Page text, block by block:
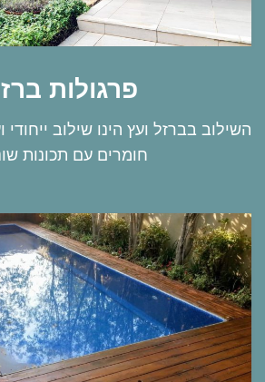
פרגולות
השילוב בברזל ועץ הינו שילוב
חומרים עם תכונות